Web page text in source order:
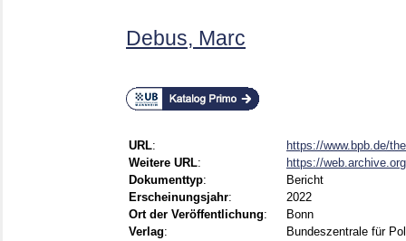
Debus, Marc
URL:
https://www.bpb.de/
Weitere URL:
https://
Dokumenttyp:
Bericht
Erscheinungsjahr:
2022
Ort der Veröffentlichung:
Bonn
Verlag:
Bundeszentrale für